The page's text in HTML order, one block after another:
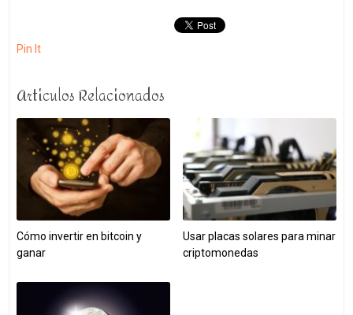
Pin It
Articulos Relacionados
Cómo invertir en bitcoin y
ganar
Usar placas solares para minar
criptomonedas